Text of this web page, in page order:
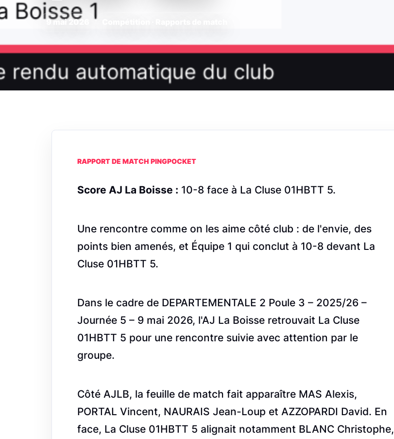
9 mai 2026
RAPPORT DE MATCH PINGPOCKET
Score AJ La Boisse : 10-8 face à La Cluse 01HBTT 5.
Une rencontre comme on les aime côté club : de l'envie, des
points bien amenés, et Équipe 1 qui conclut à 10-8 devant La
Cluse 01HBTT 5.
Dans le cadre de DEPARTEMENTALE 2 Poule 3 – 2025/26 –
Journée 5 – 9 mai 2026, l'AJ La Boisse retrouvait La Cluse
01HBTT 5 pour une rencontre suivie avec attention par le
groupe.
Côté AJLB, la feuille de match fait apparaître MAS Alexis,
PORTAL Vincent, NAURAIS Jean-Loup et AZZOPARDI David. En
face, La Cluse 01HBTT 5 alignait notamment BLANC Christophe,